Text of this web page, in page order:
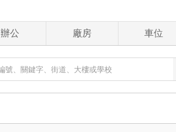
辦公 廠房 車位